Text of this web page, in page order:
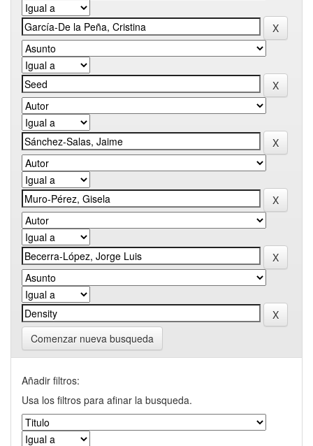
Comenzar nueva busqueda
Añadir filtros:
Usa los filtros para afinar la busqueda.